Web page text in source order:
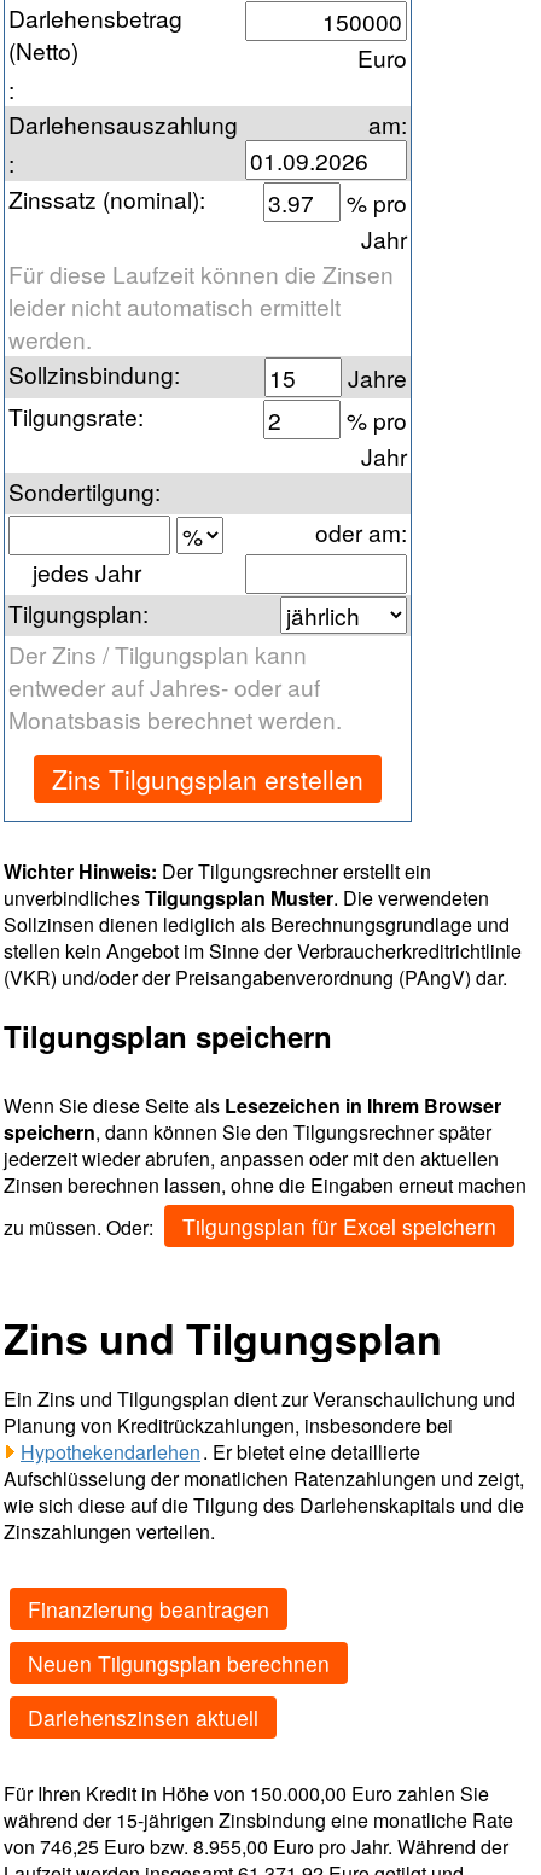
Darlehensbetrag
(Netto)
:
Euro
Darlehensauszahlung
:
am:
Zinssatz (nominal):
% pro
Jahr
Für diese Laufzeit können die Zinsen
leider nicht automatisch ermittelt
werden.
Sollzinsbindung:
Jahre
Tilgungsrate:
% pro
Jahr
Sondertilgung:
jedes Jahr
oder am:
Tilgungsplan:
Der Zins / Tilgungsplan kann
entweder auf Jahres- oder auf
Monatsbasis berechnet werden.
Zins Tilgungsplan erstellen
Wichter Hinweis: Der Tilgungsrechner erstellt ein
unverbindlichesTilgungsplan Muster. Die verwendeten
Sollzinsen dienen lediglich als Berechnungsgrundlage und
stellen kein Angebot im Sinne der Verbraucherkreditrichtlinie
(VKR) und/oder der Preisangabenverordnung (PAngV) dar.
Tilgungsplan speichern
Wenn Sie diese Seite als Lesezeichen in Ihrem Browser
speichern, dann können Sie den Tilgungsrechner später
jederzeit wieder abrufen, anpassen oder mit den aktuellen
Zinsen berechnen lassen, ohne die Eingaben erneut machen
zu müssen. Oder:
Tilgungsplan für Excel speichern
Zins und Tilgungsplan
Ein Zins und Tilgungsplan dient zur Veranschaulichung und
Planung von Kreditrückzahlungen, insbesondere bei
Hypothekendarlehen. Er bietet eine detaillierte
Aufschlüsselung der monatlichen Ratenzahlungen und zeigt,
wie sich diese auf die Tilgung des Darlehenskapitals und die
Zinszahlungen verteilen.
Finanzierung beantragen
Neuen Tilgungsplan berechnen
Darlehenszinsen aktuell
Für Ihren Kredit in Höhe von 150.000,00 Euro zahlen Sie
während der 15-jährigen Zinsbindung eine monatliche Rate
von 746,25 Euro bzw. 8.955,00 Euro pro Jahr. Während der